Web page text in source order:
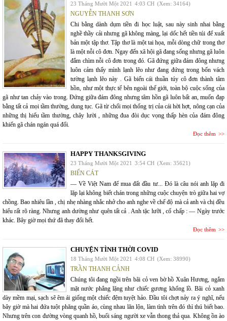
23 Tháng Mười Một 2021 4:03 CH (Xem: 34164)
NGUYỄN THANH SƠN
Chi bằng dành dụm tiền đi học luật, sau này sinh nhai bằng
nghề thầy cải nhưng gã không màng, lại dốc hết tiền túi để xuất
bản một tập thơ. Tập thơ là một tai họa, mỗi dòng chữ trong thơ
là một nỗi cô đơn. Ngay đến xã hội gã đang sống nhưng gã luôn
đắm chìm nỗi cô đơn trong đó. Gã đứng giữa đám đông nhưng
luôn cảm thấy mình lạnh lẽo như đang đứng trong bốn vách
tường lạnh lẽo này . Gã biến cái thuần túy cô đơn thành tâm
hồn, như một thực tế bên ngoài thế giới, toàn bộ cuộc sống của
gã như tan chảy vào trong. Đứng giữa đám đông nhưng tâm hồn gã luôn bất an, muốn đạp
bằng tất cả mọi tầm thường, dung tục. Gã từ chối mọi thống trị của cái hời hợt, nông cạn của
những thị hiếu tầm thường, chây lười , những đua đòi dục vọng thấp hèn của đám đông
khiến gã chán ngán quá đổi.
Đọc thêm
HAPPY THANKSGIVING
23 Tháng Mười Một 2021 3:54 CH (Xem: 35621)
BIỂN CÁT
— Về Việt Nam để mua đất đầu tư... Đó là câu nói anh lặp đi
lặp lại không biết chán trong những cuộc chuyện trò giữa hai vợ
chồng. Bao nhiêu lần , chị nhẹ nhàng nhắc nhở cho anh nghe về chế độ mà cả anh và chị đều
hiểu rất rõ ràng. Nhưng anh dường như quên tất cả . Anh tặc lưỡi , cố chấp : — Ngày trước
khác. Bây giờ mọi thứ đã thay đổi hết.
Đọc thêm
CHUYỆN TÌNH THỜI COVID
18 Tháng Mười Một 2021 4:08 CH (Xem: 38990)
TRẦN THANH CẢNH
Chúng tôi đang ngồi trên bãi cỏ ven bờ hồ Xuân Hương, ngắm
mặt nước phẳng lặng như chiếc gương khổng lồ. Bãi cỏ xanh
dày mềm mại, sạch sẽ êm ái giống một chiếc đệm tuyệt hảo. Đầu tôi chợt nảy ra ý nghĩ, nếu
bây giờ mà hai đứa tuột phăng quần áo, cùng nhau lăn lộn, làm tình trên đó thì thú biết bao.
Nhưng trên con đường vòng quanh hồ, buổi sáng người xe vẫn thong thả qua. Không ồn ào